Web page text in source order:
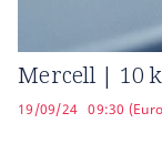
Mercell | 10
19/09/24 09:30